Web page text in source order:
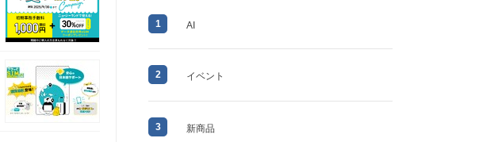
1 AI
2 イベント
3 新商品